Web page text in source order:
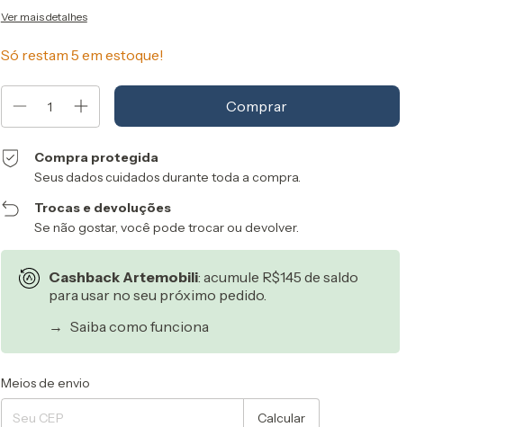
Ver mais detalhes
Só restam 5 em estoque!
Compra protegida
Seus dados cuidados durante toda a compra.
Trocas e devoluções
Se não gostar, você pode trocar ou devolver.
Cashback Artemobili: acumule R$145 de saldo
para usar no seu próximo pedido.
→ Saiba como funciona
Entregas para o CEP:
Meios de envio
Calcular